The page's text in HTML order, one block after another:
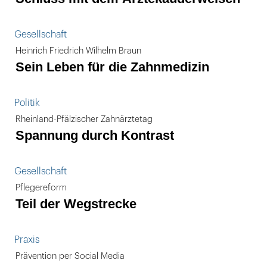
Gesellschaft
Heinrich Friedrich Wilhelm Braun
Sein Leben für die Zahnmedizin
Politik
Rheinland-Pfälzischer Zahnärztetag
Spannung durch Kontrast
Gesellschaft
Pflegereform
Teil der Wegstrecke
Praxis
Prävention per Social Media